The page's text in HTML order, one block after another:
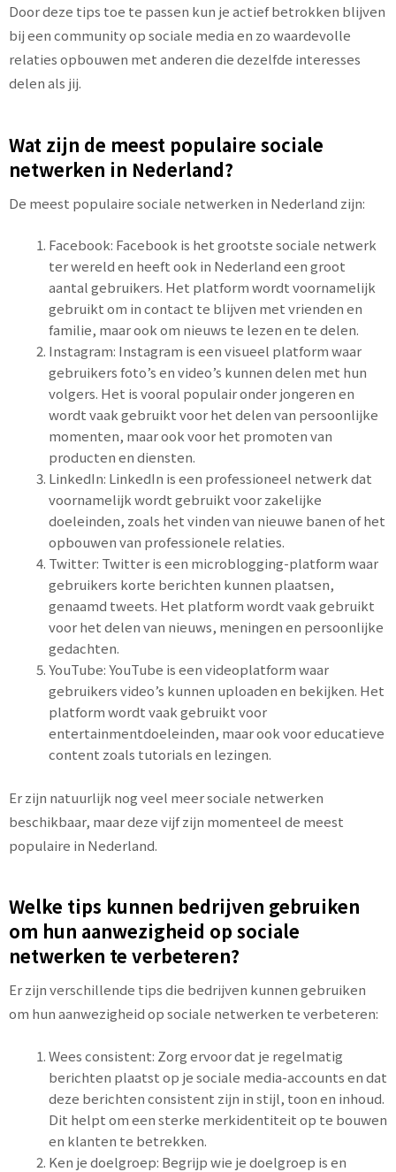
Door deze tips toe te passen kun je actief betrokken blijven
bij een community op sociale media en zo waardevolle
relaties opbouwen met anderen die dezelfde interesses
delen als jij.
Wat zijn de meest populaire sociale
netwerken in Nederland?
De meest populaire sociale netwerken in Nederland zijn:
Facebook: Facebook is het grootste sociale netwerk
ter wereld en heeft ook in Nederland een groot
aantal gebruikers. Het platform wordt voornamelijk
gebruikt om in contact te blijven met vrienden en
familie, maar ook om nieuws te lezen en te delen.
Instagram: Instagram is een visueel platform waar
gebruikers foto’s en video’s kunnen delen met hun
volgers. Het is vooral populair onder jongeren en
wordt vaak gebruikt voor het delen van persoonlijke
momenten, maar ook voor het promoten van
producten en diensten.
LinkedIn: LinkedIn is een professioneel netwerk dat
voornamelijk wordt gebruikt voor zakelijke
doeleinden, zoals het vinden van nieuwe banen of het
opbouwen van professionele relaties.
Twitter: Twitter is een microblogging-platform waar
gebruikers korte berichten kunnen plaatsen,
genaamd tweets. Het platform wordt vaak gebruikt
voor het delen van nieuws, meningen en persoonlijke
gedachten.
YouTube: YouTube is een videoplatform waar
gebruikers video’s kunnen uploaden en bekijken. Het
platform wordt vaak gebruikt voor
entertainmentdoeleinden, maar ook voor educatieve
content zoals tutorials en lezingen.
Er zijn natuurlijk nog veel meer sociale netwerken
beschikbaar, maar deze vijf zijn momenteel de meest
populaire in Nederland.
Welke tips kunnen bedrijven gebruiken
om hun aanwezigheid op sociale
netwerken te verbeteren?
Er zijn verschillende tips die bedrijven kunnen gebruiken
om hun aanwezigheid op sociale netwerken te verbeteren:
Wees consistent: Zorg ervoor dat je regelmatig
berichten plaatst op je sociale media-accounts en dat
deze berichten consistent zijn in stijl, toon en inhoud.
Dit helpt om een sterke merkidentiteit op te bouwen
en klanten te betrekken.
Ken je doelgroep: Begrijp wie je doelgroep is en